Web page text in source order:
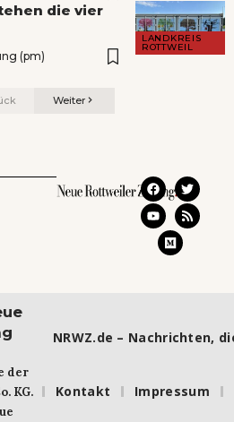
LANDKREIS
ROTTWEIL
die vier
(pm)
Weiter
der
KG.
NRWZ.de – Nachrichten,
Kontakt Impressum